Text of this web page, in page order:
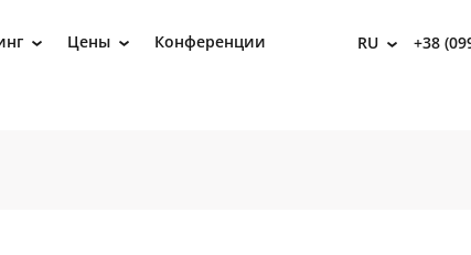
› Цены › Конференции RU › +38